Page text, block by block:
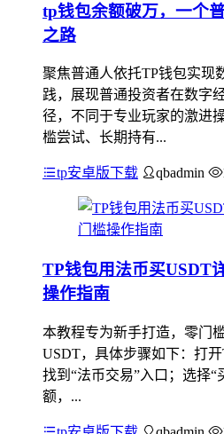
tp钱包余额破万，一个
之路
聚焦普通人依托TP钱包实现
践，展现普通投资者在数字
径，不同于专业玩家的激进
槛尝试、长期持有...
tp安卓版下载 qbadmin
TP钱包用法币买USDT
操作指南
本教程专为新手打造，零门
USDT，具体步骤如下：打
找到“法币交易”入口；选择
额，...